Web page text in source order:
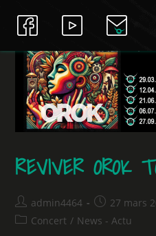
REVIVER OROK
admin4464
27 mars
Concert / News - Actu